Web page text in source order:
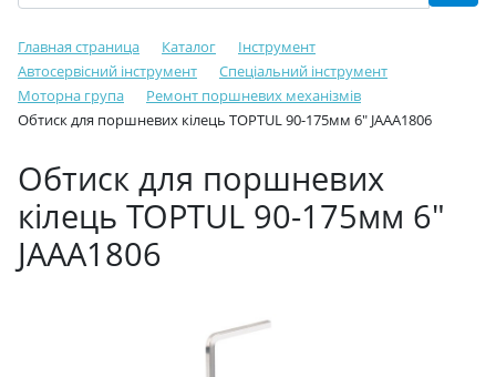
Главная страница Каталог
Інструмент
Автосервісний інструмент
Спеціальний інструмент
Моторна група
Ремонт поршневих механізмів
Обтиск для поршневих кілець TOPTUL 90-175мм 6" JAAA1806
Обтиск для поршневих
кілець TOPTUL 90-175мм 6"
JAAA1806